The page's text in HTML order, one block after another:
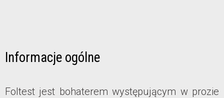
Informacje ogólne
Foltest jest bohaterem występującym w prozie